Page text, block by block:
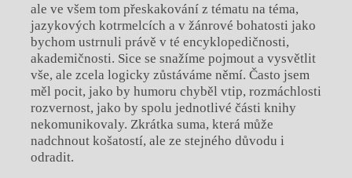
ale ve všem tom přeskakování z tématu na téma,
jazykových kotrmelcích a v žánrové bohatosti jako
bychom ustrnuli právě v té encyklopedičnosti,
akademičnosti. Sice se snažíme pojmout a vysvětlit
vše, ale zcela logicky zůstáváme němí. Často jsem
měl pocit, jako by humoru chyběl vtip, rozmáchlosti
rozvernost, jako by spolu jednotlivé části knihy
nekomunikovaly. Zkrátka suma, která může
nadchnout košatostí, ale ze stejného důvodu i
odradit.